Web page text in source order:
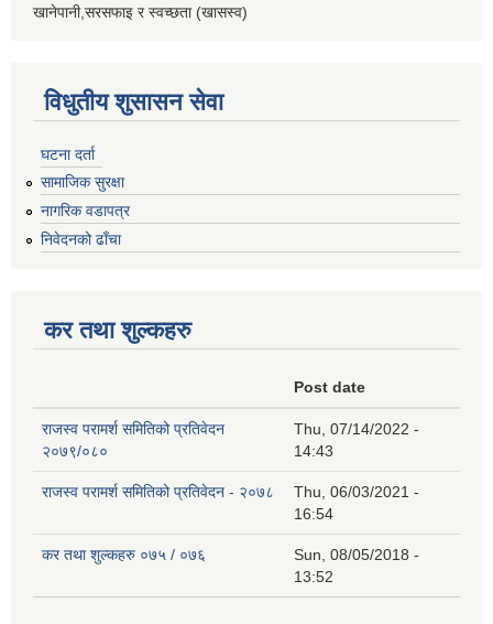
खानेपानी,सरसफाइ र स्वच्छता (खासस्व)
विधुतीय शुसासन सेवा
घटना दर्ता
सामाजिक सुरक्षा
नागरिक वडापत्र
निवेदनको ढाँचा
कर तथा शुल्कहरु
Post date
राजस्व परामर्श समितिको प्रतिवेदन
२०७९/०८०
Thu, 07/14/2022 -
14:43
राजस्व परामर्श समितिको प्रतिवेदन - २०७८
Thu, 06/03/2021 -
16:54
कर तथा शुल्कहरु ०७५ / ०७६
Sun, 08/05/2018 -
13:52